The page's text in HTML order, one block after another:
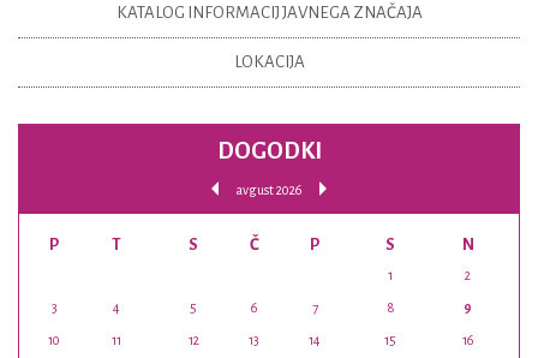
KATALOG INFORMACIJ JAVNEGA ZNAČAJA
LOKACIJA
DOGODKI
avgust 2026
P T S Č P S N
1 2
3 4 5 6 7 8 9
10 11 12 13 14 15 16